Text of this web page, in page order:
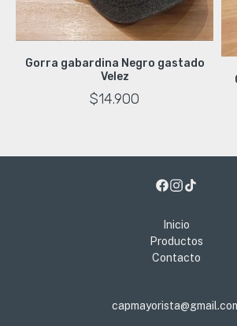
Gorra gabardina Negro gastado
Velez
$14.900
Inicio
Productos
Contacto